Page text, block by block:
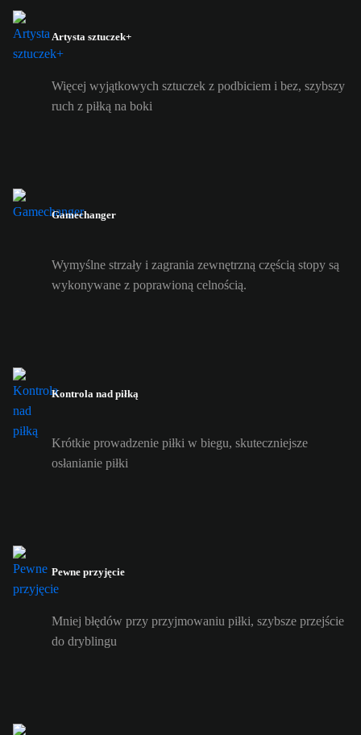
Artysta sztuczek+
Więcej wyjątkowych sztuczek z podbiciem i bez, szybszy
ruch z piłką na boki
Gamechanger
Wymyślne strzały i zagrania zewnętrzną częścią stopy są
wykonywane z poprawioną celnością.
Kontrola nad piłką
Krótkie prowadzenie piłki w biegu, skuteczniejsze
osłanianie piłki
Pewne przyjęcie
Mniej błędów przy przyjmowaniu piłki, szybsze przejście
do dryblingu